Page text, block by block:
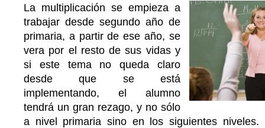
La multiplicación se empieza a
trabajar desde segundo año de
primaria, a partir de ese año, se
vera por el resto de sus vidas y
si este tema no queda claro
desde que se está
implementando, el alumno
tendrá un gran rezago, y no sólo
a nivel primaria sino en los siguientes